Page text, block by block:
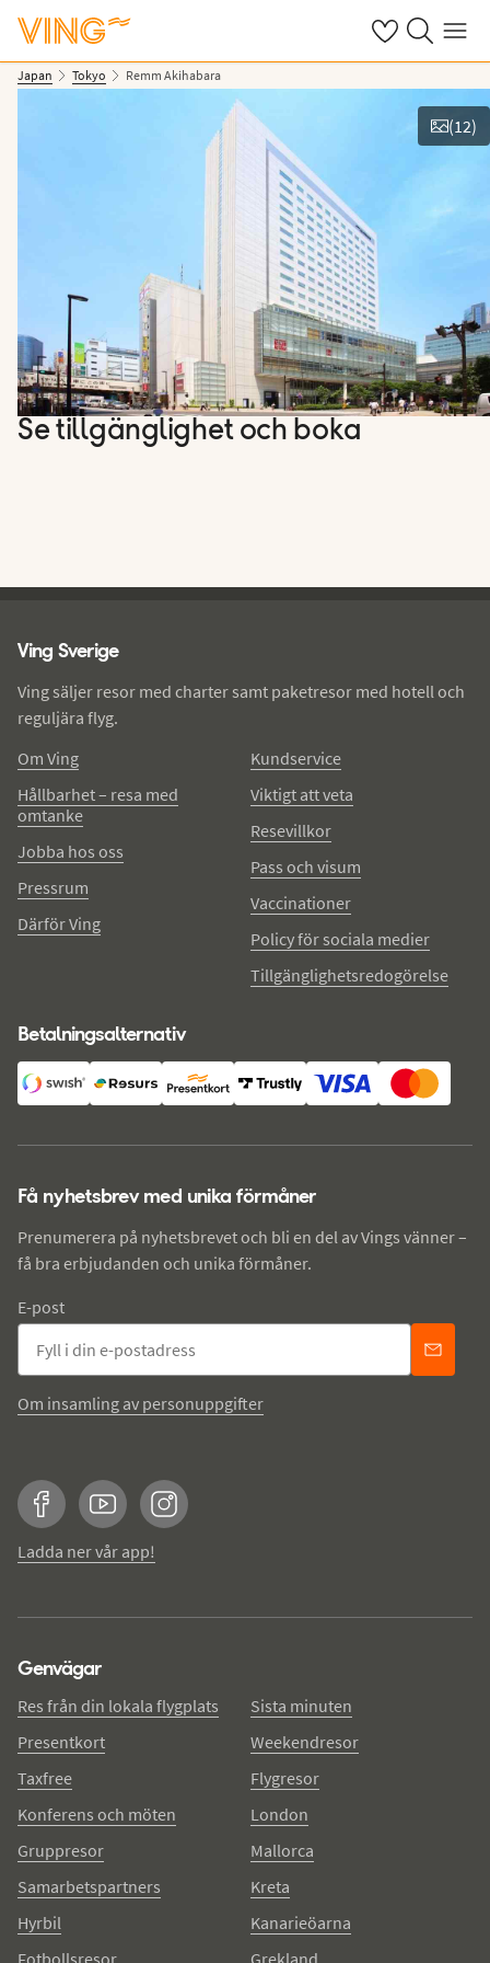
Se dinaSök på ving.se
Meny
Japan Tokyo Remm Akihabara
(12)
Se tillgänglighet och boka
Ving Sverige
Ving säljer resor med charter samt paketresor med hotell och
reguljära flyg.
Om Ving
Hållbarhet – resa med
omtanke
Jobba hos oss
Pressrum
Därför Ving
Kundservice
Viktigt att veta
Resevillkor
Pass och visum
Vaccinationer
Policy för sociala medier
Tillgänglighetsredogörelse
Betalningsalternativ
Få nyhetsbrev med unika förmåner
Prenumerera på nyhetsbrevet och bli en del av Vings vänner –
få bra erbjudanden och unika förmåner.
E-post
Om insamling av personuppgifter
FacebookYouTubeInstagram
Ladda ner vår app!
Genvägar
Res från din lokala flygplats
Presentkort
Taxfree
Konferens och möten
Gruppresor
Samarbetspartners
Hyrbil
Fotbollsresor
Sista minuten
Weekendresor
Flygresor
London
Mallorca
Kreta
Kanarieöarna
Grekland